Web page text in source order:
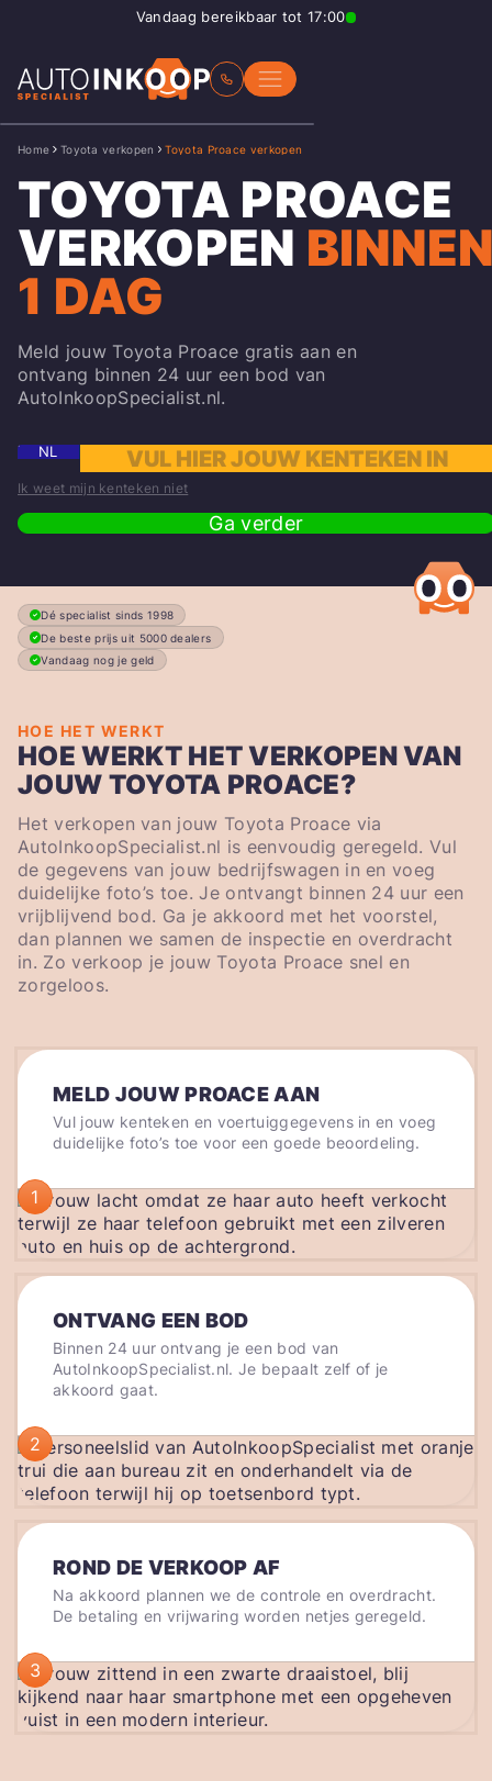
Vandaag bereikbaar tot 17:00
Home Toyota verkopen Toyota Proace verkopen
TOYOTA PROACE
VERKOPEN
1 DAG
Meld jouw Toyota Proace gratis aan en
ontvang binnen 24 uur een bod van
AutoInkoopSpecialist.nl.
NL
Ik weet mijn kenteken niet
Ga verder
Dé specialist sinds 1998
De beste prijs uit 5000 dealers
Vandaag nog je geld
HOE HET WERKT
HOE WERKT HET VERKOPEN VAN
JOUW TOYOTA PROACE?
Het verkopen van jouw Toyota Proace via
AutoInkoopSpecialist.nl is eenvoudig geregeld. Vul
de gegevens van jouw bedrijfswagen in en voeg
duidelijke foto’s toe. Je ontvangt binnen 24 uur een
vrijblijvend bod. Ga je akkoord met het voorstel,
dan plannen we samen de inspectie en overdracht
in. Zo verkoop je jouw Toyota Proace snel en
zorgeloos.
MELD JOUW PROACE AAN
Vul jouw kenteken en voertuiggegevens in en voeg
duidelijke foto’s toe voor een goede beoordeling.
1
ONTVANG EEN BOD
Binnen 24 uur ontvang je een bod van
AutoInkoopSpecialist.nl. Je bepaalt zelf of je
akkoord gaat.
2
ROND DE VERKOOP AF
Na akkoord plannen we de controle en overdracht.
De betaling en vrijwaring worden netjes geregeld.
3